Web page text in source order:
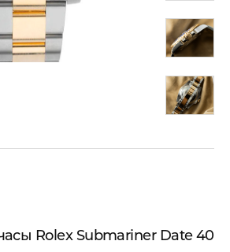
Rolex Submariner Date 40